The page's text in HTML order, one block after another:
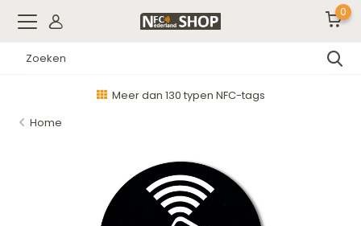
0
Meer dan 130 typen NFC-tags
Home